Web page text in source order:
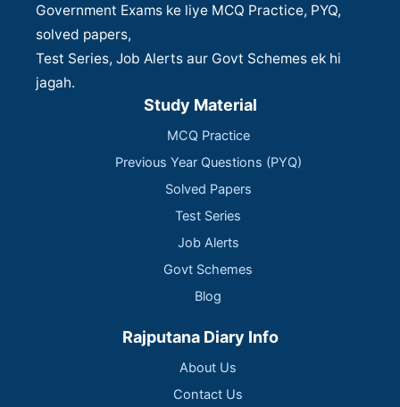
Government Exams ke liye MCQ Practice, PYQ,
solved papers,
Test Series, Job Alerts aur Govt Schemes ek hi
jagah.
Study Material
MCQ Practice
Previous Year Questions (PYQ)
Solved Papers
Test Series
Job Alerts
Govt Schemes
Blog
Rajputana Diary Info
About Us
Contact Us